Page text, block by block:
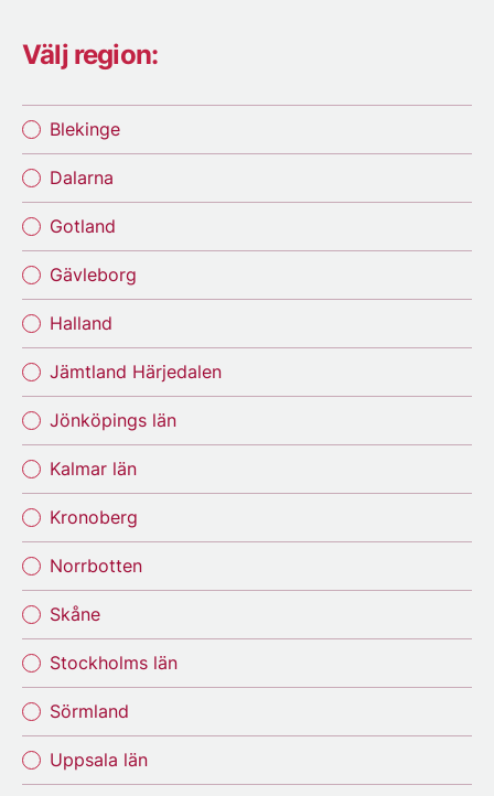
Välj region:
Blekinge
Dalarna
Gotland
Gävleborg
Halland
Jämtland Härjedalen
Jönköpings län
Kalmar län
Kronoberg
Norrbotten
Skåne
Stockholms län
Sörmland
Uppsala län